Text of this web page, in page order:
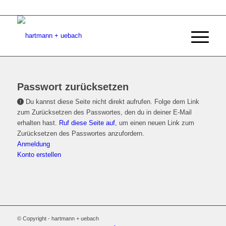
Passwort zurücksetzen
Du kannst diese Seite nicht direkt aufrufen. Folge dem Link
zum Zurücksetzen des Passwortes, den du in deiner E-Mail
erhalten hast. Ruf diese Seite auf, um einen neuen Link zum
Zurücksetzen des Passwortes anzufordern.
Anmeldung
Konto erstellen
© Copyright - hartmann + uebach